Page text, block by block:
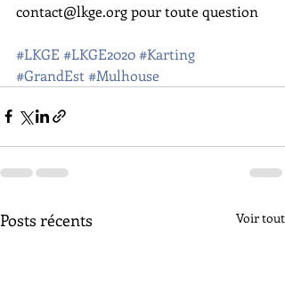
contact@lkge.org pour toute question
#LKGE #LKGE2020#Karting
#GrandEst #Mulhouse
Posts récents Voir tout